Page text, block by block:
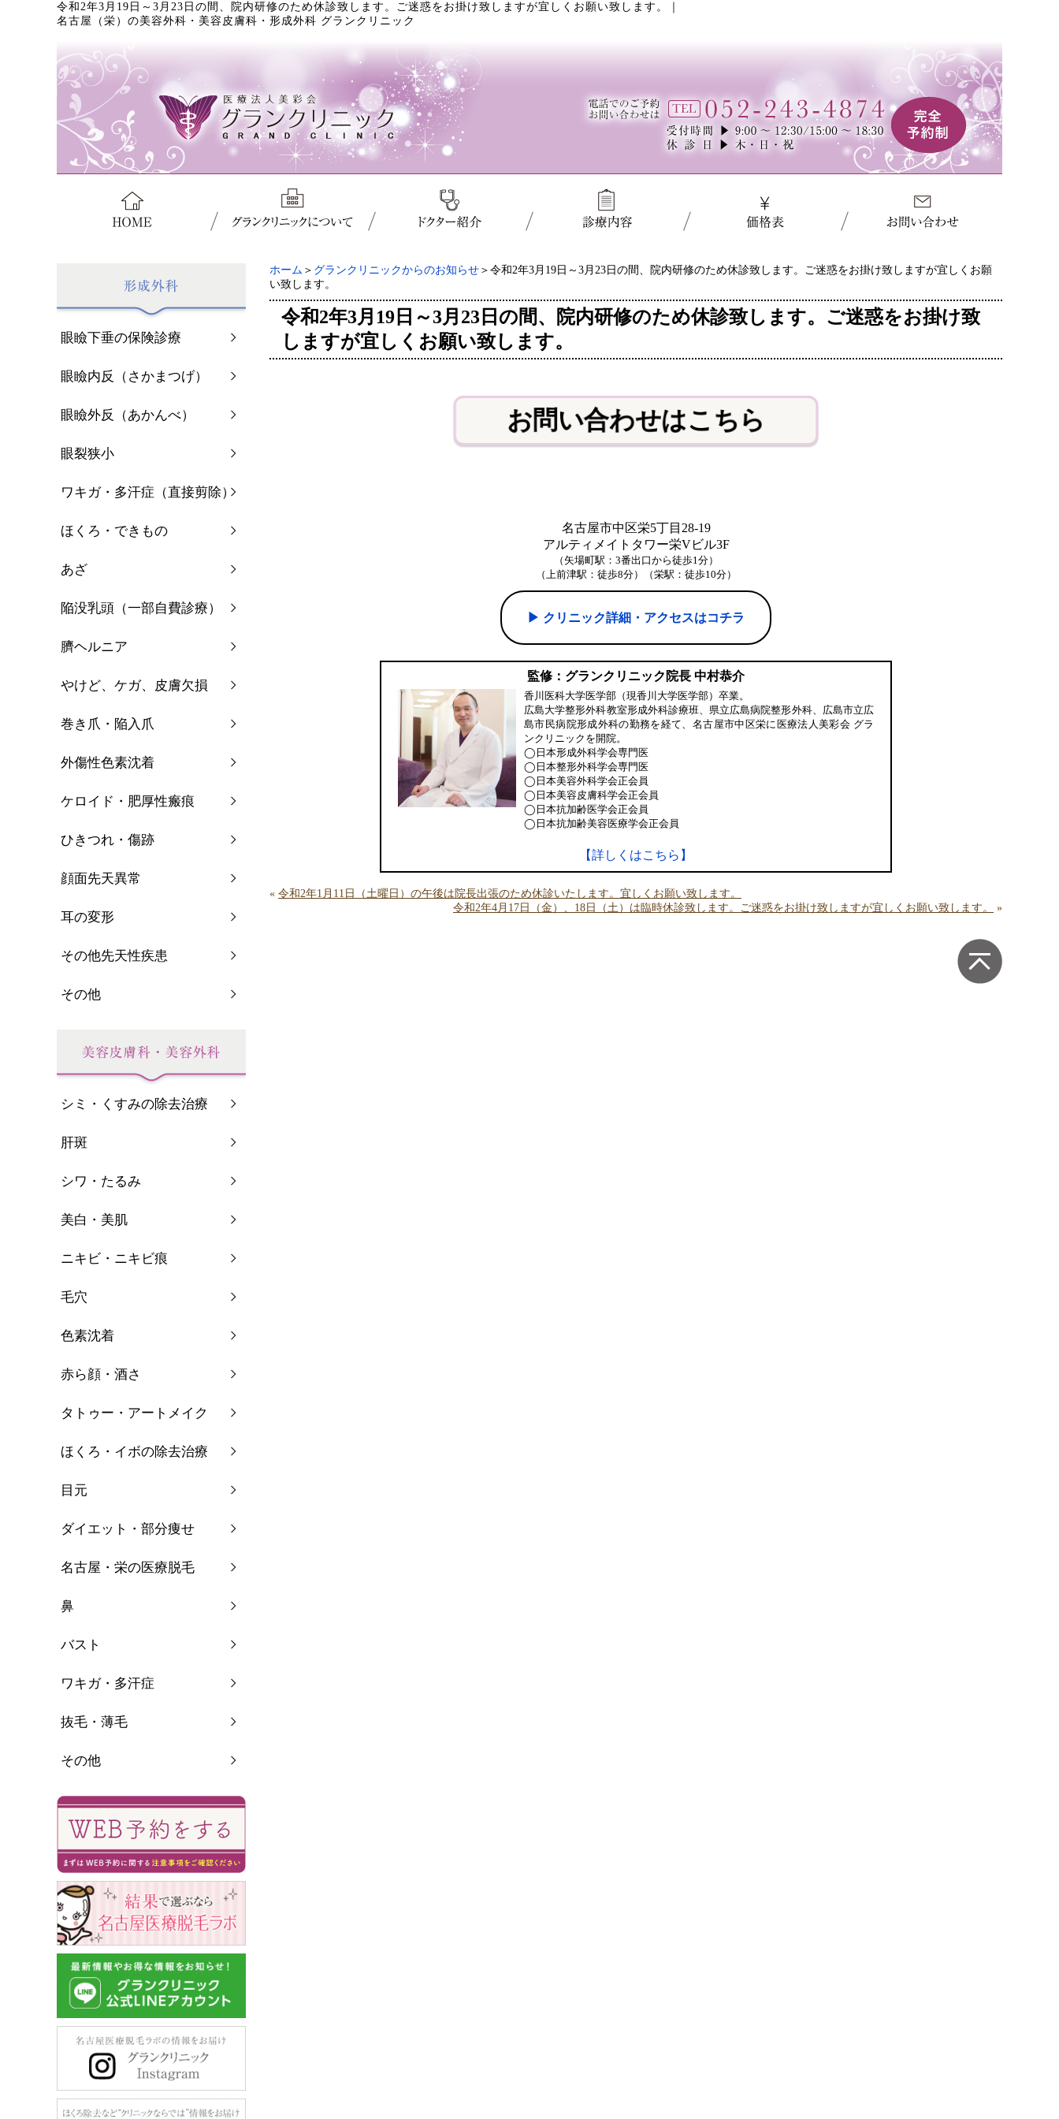
令和2年3月19日～3月23日の間、院内研修のため休診致します。ご迷惑をお掛け致しますが宜しくお願い致します。
名古屋（栄）の美容外科・美容皮膚科・形成外科 グランクリニック
ホーム ＞ グランクリニックからのお知らせ ＞令和2年3月19日～3月23日の間、院内研修のため休診致します。ご迷惑をお掛け致しますが宜しくお願
い致します。
令和2年3月19日～3月23日の間、院内研修のため休診致します。ご迷惑をお掛け致
しますが宜しくお願い致します。
お問い合わせはこちら
名古屋市中区栄5丁目28-19
アルティメイトタワー栄Vビル3F
（矢場町駅：3番出口から徒歩1分）
（上前津駅：徒歩8分）（栄駅：徒歩10分）
▶︎ クリニック詳細・アクセスはコチラ
監修：グランクリニック院長 中村恭介
香川医科大学医学部（現香川大学医学部）卒業。
広島大学整形外科教室形成外科診療班、県立広島病院整形外科、広島市立広
島市民病院形成外科の勤務を経て、名古屋市中区栄に医療法人美彩会 グラ
ンクリニックを開院。
◯日本形成外科学会専門医
◯日本整形外科学会専門医
◯日本美容外科学会正会員
◯日本美容皮膚科学会正会員
◯日本抗加齢医学会正会員
◯日本抗加齢美容医療学会正会員
【詳しくはこちら】
« 令和2年1月11日（土曜日）の午後は院長出張のため休診いたします。宜しくお願い致します。
令和2年4月17日（金）、18日（土）は臨時休診致します。ご迷惑をお掛け致しますが宜しくお願い致します。
»
眼瞼下垂の保険診療
眼瞼内反（さかまつげ）
眼瞼外反（あかんべ）
眼裂狭小
ワキガ・多汗症（直接剪除）
ほくろ・できもの
あざ
陥没乳頭（一部自費診療）
臍ヘルニア
やけど、ケガ、皮膚欠損
巻き爪・陥入爪
外傷性色素沈着
ケロイド・肥厚性瘢痕
ひきつれ・傷跡
顔面先天異常
耳の変形
その他先天性疾患
その他
シミ・くすみの除去治療
肝斑
シワ・たるみ
美白・美肌
ニキビ・ニキビ痕
毛穴
色素沈着
赤ら顔・酒さ
タトゥー・アートメイク
ほくろ・イボの除去治療
目元
ダイエット・部分痩せ
名古屋・栄の医療脱毛
鼻
バスト
ワキガ・多汗症
抜毛・薄毛
その他